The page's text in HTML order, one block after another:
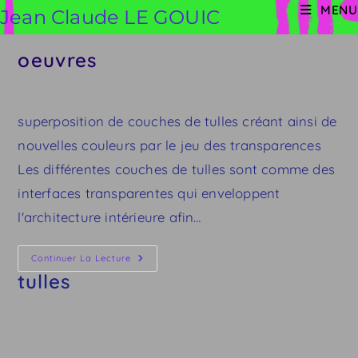
Skip
to
Jean Claude LE GOUIC MENU
oeuvres
superposition de couches de tulles créant ainsi de
nouvelles couleurs par le jeu des transparences
Les différentes couches de tulles sont comme des
interfaces transparentes qui enveloppent
l'architecture intérieure afin…
Continuer La Lecture Tulles
tulles